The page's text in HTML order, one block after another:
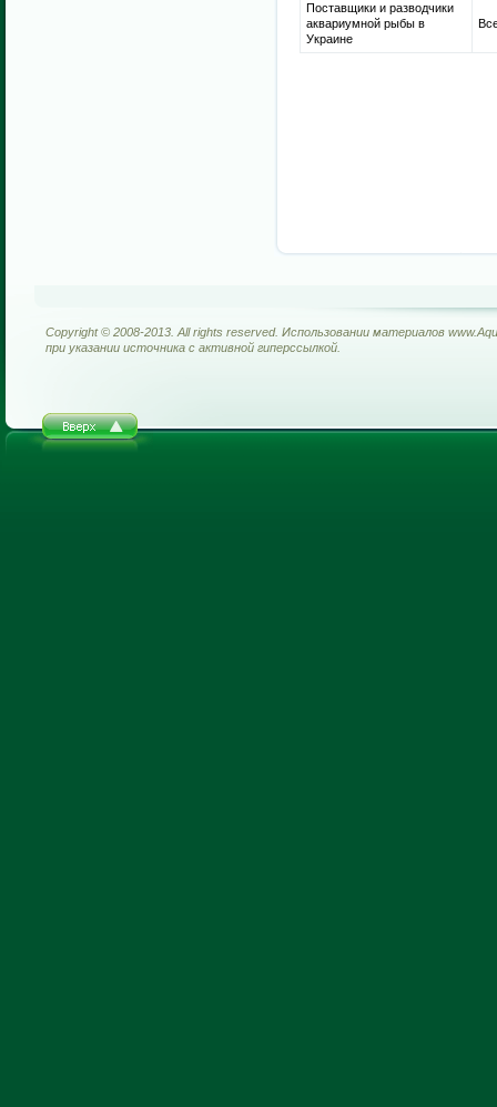
Поставщики и разводчики
аквариумной рыбы в
Украине
Copyright © 2008-2013. All rights reserved. Использовании материалов
при указании источника с активной гиперссылкой.